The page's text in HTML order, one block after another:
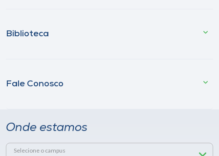
Biblioteca
Fale Conosco
Onde estamos
Selecione o campus